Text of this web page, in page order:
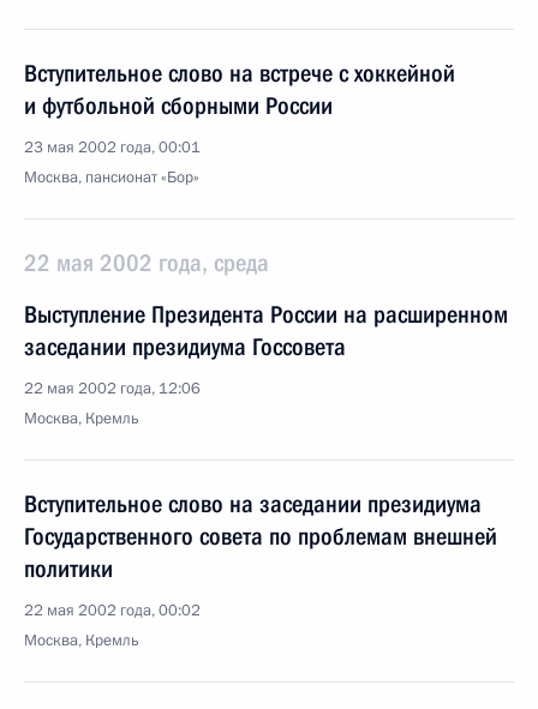
Вступительное слово на встрече с хоккейной
и футбольной сборными России
23 мая 2002 года, 00:01
Москва, пансионат «Бор»
22 мая 2002 года, среда
Выступление Президента России на расширенном
заседании президиума Госсовета
22 мая 2002 года, 12:06
Москва, Кремль
Вступительное слово на заседании президиума
Государственного совета по проблемам внешней
политики
22 мая 2002 года, 00:02
Москва, Кремль